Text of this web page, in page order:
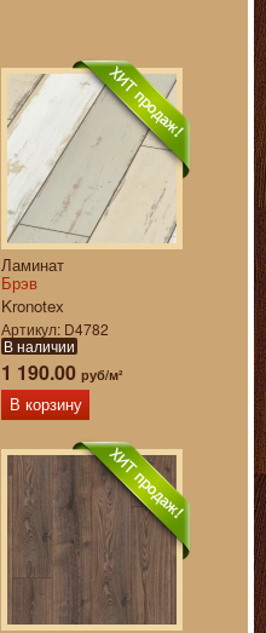
Ламинат
Брэв
Kronotex
Артикул D4782
В наличии
1 190.00 руб/м²
В корзину